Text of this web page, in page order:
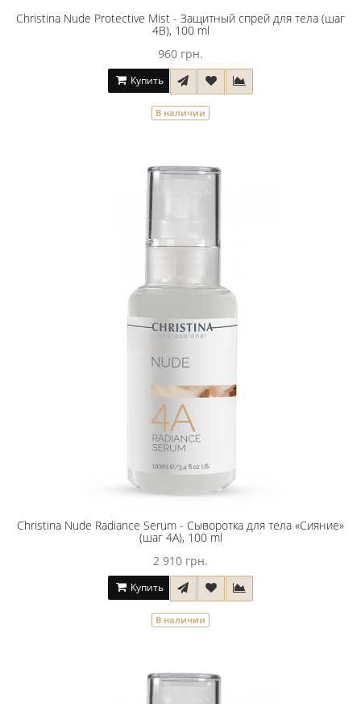
Christina Nude Protective Mist - Защитный спрей для тела (шаг
4B), 100 ml
960 грн.
Купить
В наличии
Christina Nude Radiance Serum - Сыворотка для тела «Сияние»
(шаг 4A), 100 ml
2 910 грн.
Купить
В наличии